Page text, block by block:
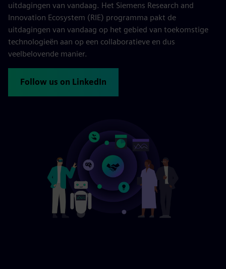
uitdagingen van vandaag. Het Siemens Research and
Innovation Ecosystem (RIE) programma pakt de
uitdagingen van vandaag op het gebied van toekomstige
technologieën aan op een collaboratieve en dus
veelbelovende manier.
Follow us on LinkedIn